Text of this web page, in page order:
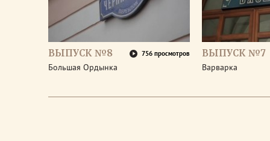
ВЫПУСК №8 756 просмотров
Большая Ордынка
ВЫПУСК №7
Варварка